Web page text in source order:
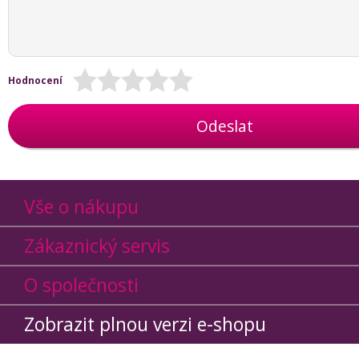
Hodnocení
Odeslat
Vše o nákupu
Zákaznický servis
O společnosti
Zobrazit plnou verzi e-shopu